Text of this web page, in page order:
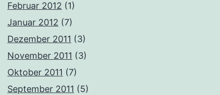
Februar 2012 (1)
Januar 2012 (7)
Dezember 2011 (3)
November 2011 (3)
Oktober 2011 (7)
September 2011 (5)